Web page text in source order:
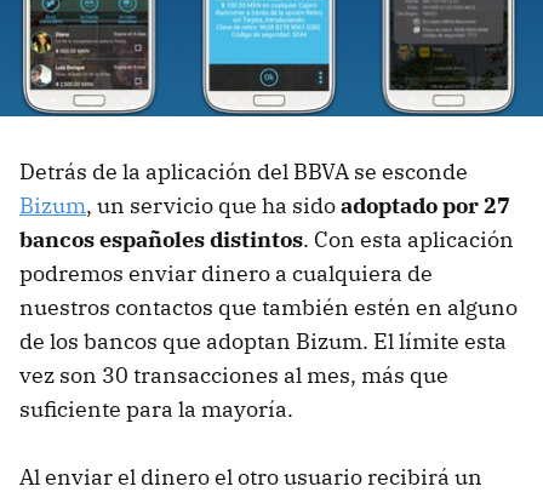
Detrás de la aplicación del BBVA se esconde
Bizum, un servicio que ha sidoadoptado por 27
bancos españoles distintos. Con esta aplicación
podremos enviar dinero a cualquiera de
nuestros contactos que también estén en alguno
de los bancos que adoptan Bizum. El límite esta
vez son 30 transacciones al mes, más que
suficiente para la mayoría.
Al enviar el dinero el otro usuario recibirá un